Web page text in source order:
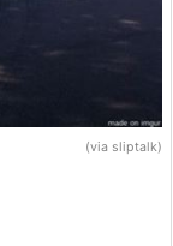
(via sliptalk)